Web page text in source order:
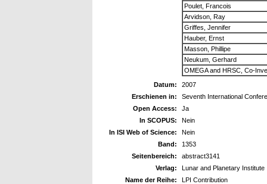
Poulet, Francois
Arvidson, Ray
Griffes, Jennifer
Hauber, Ernst
Masson, Phillipe
Neukum, Gerhard
OMEGA and HRSC, Co-
Datum:
2007
Erschienen in:
Seventh International
Open Access:
Ja
In SCOPUS:
Nein
In ISI Web of Science:
Nein
Band:
1353
Seitenbereich:
abstract3141
Verlag:
Lunar and Planetary Institute
Name der Reihe:
LPI Contribution